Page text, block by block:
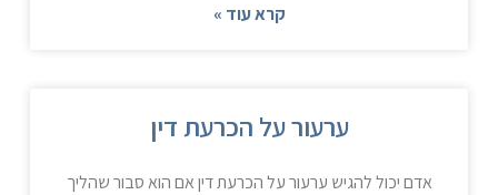
קרא עוד »
ערעור על הכרעת דין
אדם יכול להגיש ערעור על הכרעת דין אם הוא סבור שהליך